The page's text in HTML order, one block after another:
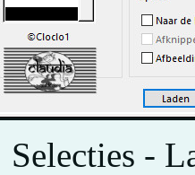
Selecties -